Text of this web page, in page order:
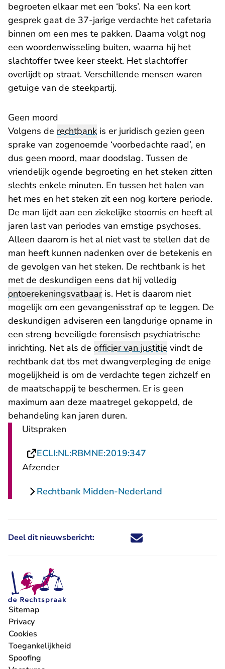
begroeten elkaar met een ‘boks’. Na een kort
gesprek gaat de 37-jarige verdachte het cafetaria
binnen om een mes te pakken. Daarna volgt nog
een woordenwisseling buiten, waarna hij het
slachtoffer twee keer steekt. Het slachtoffer
overlijdt op straat. Verschillende mensen waren
getuige van de steekpartij.
Geen moord
Volgens de rechtbank is er juridisch gezien geen
sprake van zogenoemde ‘voorbedachte raad’, en
dus geen moord, maar doodslag. Tussen de
vriendelijk ogende begroeting en het steken zitten
slechts enkele minuten. En tussen het halen van
het mes en het steken zit een nog kortere periode.
De man lijdt aan een ziekelijke stoornis en heeft al
jaren last van periodes van ernstige psychoses.
Alleen daarom is het al niet vast te stellen dat de
man heeft kunnen nadenken over de betekenis en
de gevolgen van het steken. De rechtbank is het
met de deskundigen eens dat hij volledig
ontoerekeningsvatbaaris. Het is daarom niet
mogelijk om een gevangenisstraf op te leggen. De
deskundigen adviseren een langdurige opname in
een streng beveiligde forensisch psychiatrische
inrichting. Net als de officier van justitie vindt de
rechtbank dat tbs met dwangverpleging de enige
mogelijkheid is om de verdachte tegen zichzelf en
de maatschappij te beschermen. Er is geen
maximum aan deze maatregel gekoppeld, de
behandeling kan jaren duren.
Uitspraken
ECLI:NL:RBMNE:2019:347
Afzender
Rechtbank Midden-Nederland
Deel dit nieuwsbericht: Deel dit nieuwsbericht via X -
Deel dit nieuwsbericht via
Deel dit nieuwsbericht
Deel dit
Sitemap
Privacy
Cookies
Toegankelijkheid
Spoofing